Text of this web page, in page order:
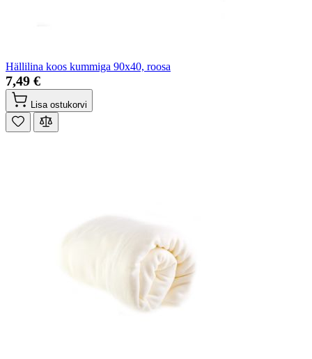
Hällilina koos kummiga 90x40, roosa
7,49 €
Lisa ostukorvi